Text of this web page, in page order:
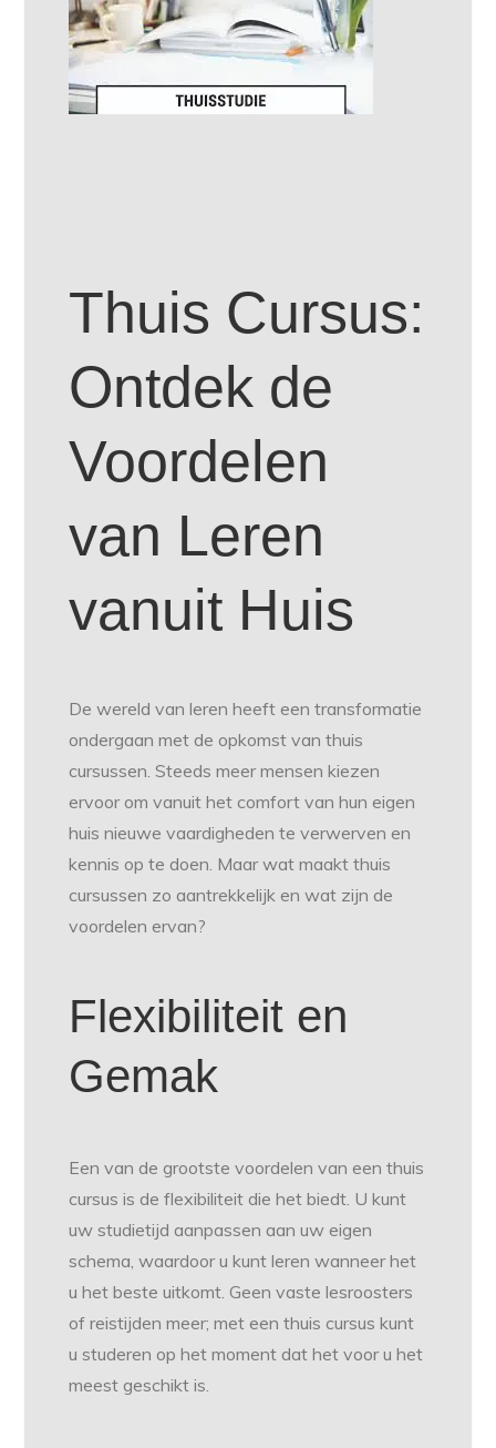
Thuis Cursus:
Ontdek de
Voordelen
van Leren
vanuit Huis
De wereld van leren heeft een transformatie
ondergaan met de opkomst van thuis
cursussen. Steeds meer mensen kiezen
ervoor om vanuit het comfort van hun eigen
huis nieuwe vaardigheden te verwerven en
kennis op te doen. Maar wat maakt thuis
cursussen zo aantrekkelijk en wat zijn de
voordelen ervan?
Flexibiliteit en
Gemak
Een van de grootste voordelen van een thuis
cursus is de flexibiliteit die het biedt. U kunt
uw studietijd aanpassen aan uw eigen
schema, waardoor u kunt leren wanneer het
u het beste uitkomt. Geen vaste lesroosters
of reistijden meer; met een thuis cursus kunt
u studeren op het moment dat het voor u het
meest geschikt is.